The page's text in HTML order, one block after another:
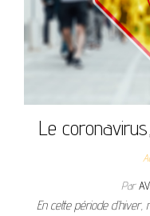
Le
Par
En cette période